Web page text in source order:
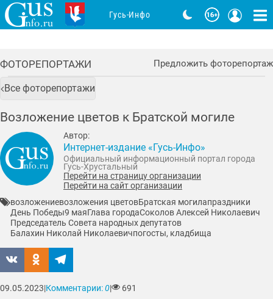
ФОТОРЕПОРТАЖИ Предложить фоторепортаж
Все фоторепортажи
Возложение цветов к Братской могиле
Автор:
Интернет-издание «Гусь-Инфо»
Официальный информационный портал города
Гусь-Хрустальный
Перейти на страницу организации
Перейти на сайт организации
возложениевозложения цветовБратская могилапраздники
День Победы9 маяГлава городаСоколов Алексей Николаевич
Председатель Совета народных депутатов
Балахин Николай Николаевичпогосты, кладбища
09.05.2023|Комментарии:0| 691
Гусь-Инфо